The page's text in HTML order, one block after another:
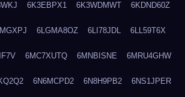
6K3EBPX1 6K3WDMWT 6KDND60Z
6LGMA8OZ 6LI78JDL 6LL59T6X
6MC7XUTQ 6MNBISNE 6MRU4GHW
6N6MCPD2 6N8H9PB2 6NS1JPER